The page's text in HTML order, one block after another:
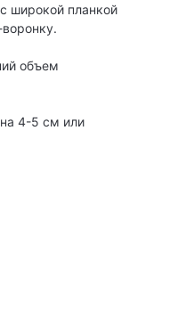
широкой планкой
объем
4-5 см или